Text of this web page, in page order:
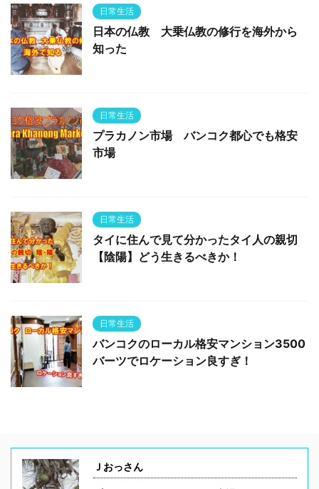
日常生活
日本の仏教 大乗仏教の修行を海外から
知った
日常生活
プラカノン市場 バンコク都心でも格安
市場
日常生活
タイに住んで見て分かったタイ人の親切
【陰陽】どう生きるべきか！
日常生活
バンコクのローカル格安マンション3500
バーツでロケーション良すぎ！
Ｊおっさん